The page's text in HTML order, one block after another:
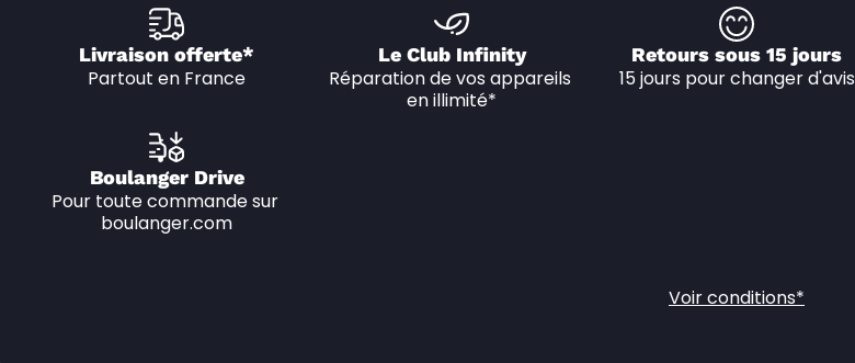
Livraison offerte*
Partout en France
Le Club Infinity
Réparation de vos appareils
en illimité*
Retours sous 15 jours
15 jours pour changer d'avis
Boulanger Drive
Pour toute commande sur
boulanger.com
Voir conditions*